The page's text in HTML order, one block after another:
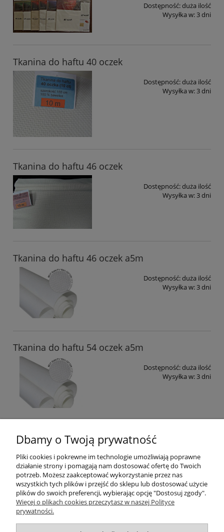
Dostępność:duża ilość
Wysyłka w:3 dni
Tkanina do haftu 40 oczek
Dostępność:duża ilość
Wysyłka w:3 dni
Tkanina do haftu 46 oczek
Dostępność:duża ilość
Wysyłka w:3 dni
Tkanina do haftu 46 oczek a5m
Dostępność:duża ilość
Wysyłka w:3 dni
Tkanina do haftu 54 oczek a5m
Dostępność:duża ilość
Wysyłka w:3 dni
Tkanina do haftu 54 oczka
Dostępność: duża ilość
Wysyłka w:3 dni
Informacje
Dbamy o Twoją prywatność
Pliki cookies i pokrewne im technologie umożliwiają poprawne
działanie strony i pomagają nam dostosować ofertę do Twoich
potrzeb. Możesz zaakceptować wykorzystanie przez nas
wszystkich tych plików i przejść do sklepu lub dostosować użycie
plików do swoich preferencji, wybierając opcję "Dostosuj zgody".
Więcej o plikach cookies przeczytasz w naszej Polityce
prywatności.